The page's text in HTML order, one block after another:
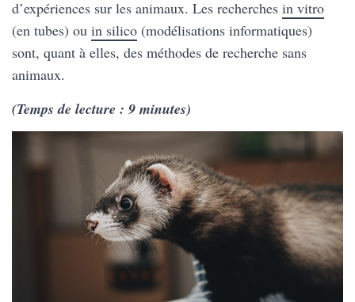
d’expériences sur les animaux. Les recherches in vitro
(en tubes) ou in silico (modélisations informatiques)
sont, quant à elles, des méthodes de recherche sans
animaux.
(Temps de lecture : 9 minutes)